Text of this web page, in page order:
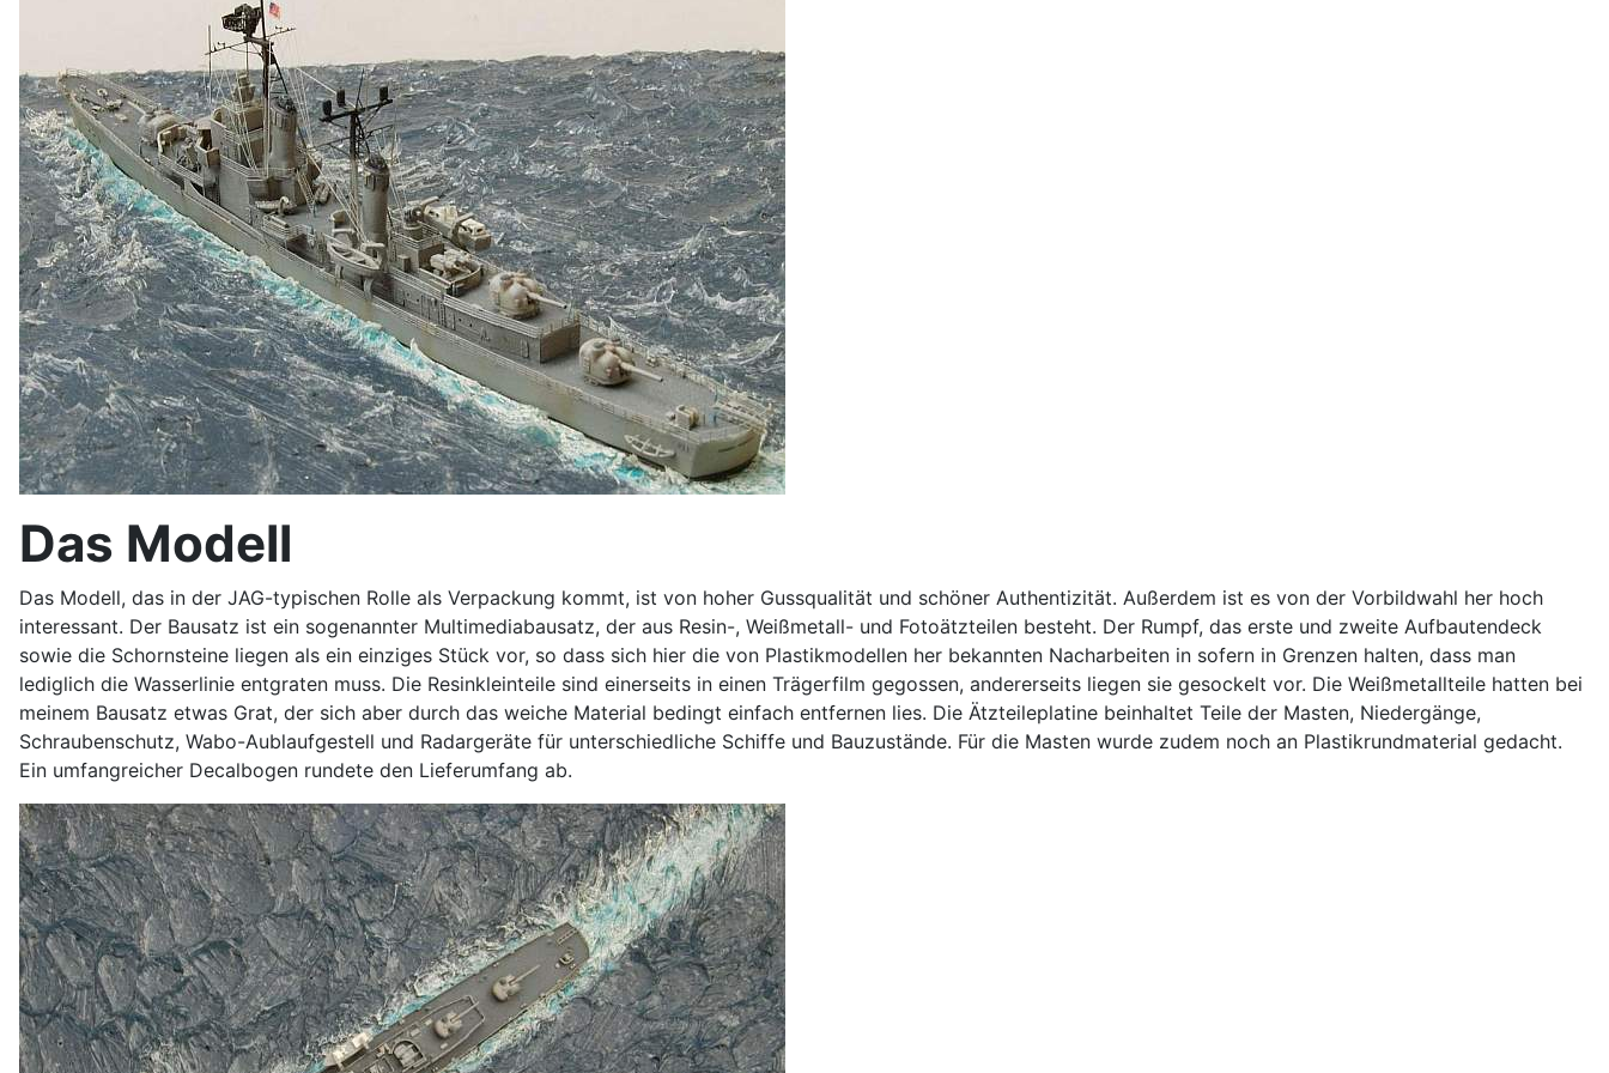
Das Modell
Das Modell, das in der JAG-typischen Rolle als Verpackung kommt, ist von hoher Gussqualität und schöner Authentizität. Außerdem ist es von der Vorbildwahl her hoch
interessant. Der Bausatz ist ein sogenannter Multimediabausatz, der aus Resin-, Weißmetall- und Fotoätzteilen besteht. Der Rumpf, das erste und zweite Aufbautendeck
sowie die Schornsteine liegen als ein einziges Stück vor, so dass sich hier die von Plastikmodellen her bekannten Nacharbeiten in sofern in Grenzen halten, dass man
lediglich die Wasserlinie entgraten muss. Die Resinkleinteile sind einerseits in einen Trägerfilm gegossen, andererseits liegen sie gesockelt vor. Die Weißmetallteile hatten bei
meinem Bausatz etwas Grat, der sich aber durch das weiche Material bedingt einfach entfernen lies. Die Ätzteileplatine beinhaltet Teile der Masten, Niedergänge,
Schraubenschutz, Wabo-Aublaufgestell und Radargeräte für unterschiedliche Schiffe und Bauzustände. Für die Masten wurde zudem noch an Plastikrundmaterial gedacht.
Ein umfangreicher Decalbogen rundete den Lieferumfang ab.